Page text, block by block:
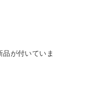
が付いていま